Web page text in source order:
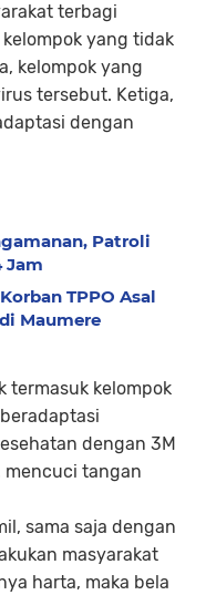
terbagi
yang tidak
kelompok yang
tersebut. Ketiga,
dengan
Patroli
Jam
TPPO Asal
Maumere
termasuk kelompok
dengan 3M
mencuci tangan
sama saja dengan
masyarakat
harta, maka bela